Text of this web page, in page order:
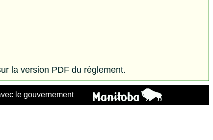
la version PDF du règlement.
le gouvernement